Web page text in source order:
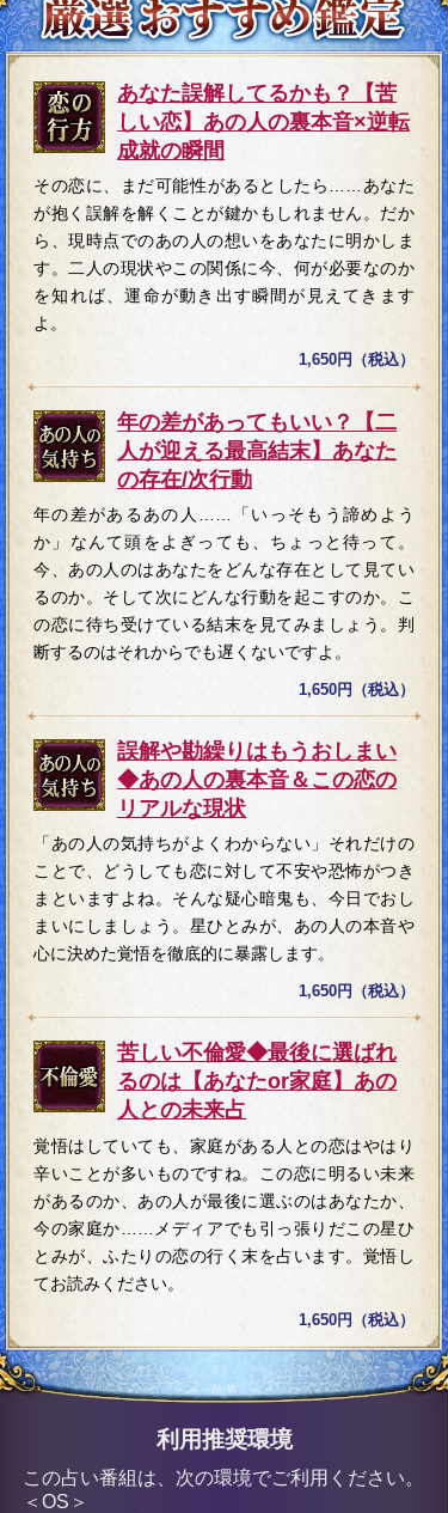
あなた誤解してるかも？【苦
しい恋】あの人の裏本音×逆転
成就の瞬間
その恋に、まだ可能性があるとしたら……あなた
が抱く誤解を解くことが鍵かもしれません。だか
ら、現時点でのあの人の想いをあなたに明かしま
す。二人の現状やこの関係に今、何が必要なのか
を知れば、運命が動き出す瞬間が見えてきます
よ。
1,650円（税込）
年の差があってもいい？【二
人が迎える最高結末】あなた
の存在/次行動
年の差があるあの人……「いっそもう諦めよう
か」なんて頭をよぎっても、ちょっと待って。
今、あの人のはあなたをどんな存在として見てい
るのか。そして次にどんな行動を起こすのか。こ
の恋に待ち受けている結末を見てみましょう。判
断するのはそれからでも遅くないですよ。
1,650円（税込）
誤解や勘繰りはもうおしまい
◆あの人の裏本音＆この恋の
リアルな現状
「あの人の気持ちがよくわからない」それだけの
ことで、どうしても恋に対して不安や恐怖がつき
まといますよね。そんな疑心暗鬼も、今日でおし
まいにしましょう。星ひとみが、あの人の本音や
心に決めた覚悟を徹底的に暴露します。
1,650円（税込）
苦しい不倫愛◆最後に選ばれ
るのは【あなたor家庭】あの
人との未来占
覚悟はしていても、家庭がある人との恋はやはり
辛いことが多いものですね。この恋に明るい未来
があるのか、あの人が最後に選ぶのはあなたか、
今の家庭か……メディアでも引っ張りだこの星ひ
とみが、ふたりの恋の行く末を占います。覚悟し
てお読みください。
1,650円（税込）
利用推奨環境
この占い番組は、次の環境でご利用ください。
＜OS＞